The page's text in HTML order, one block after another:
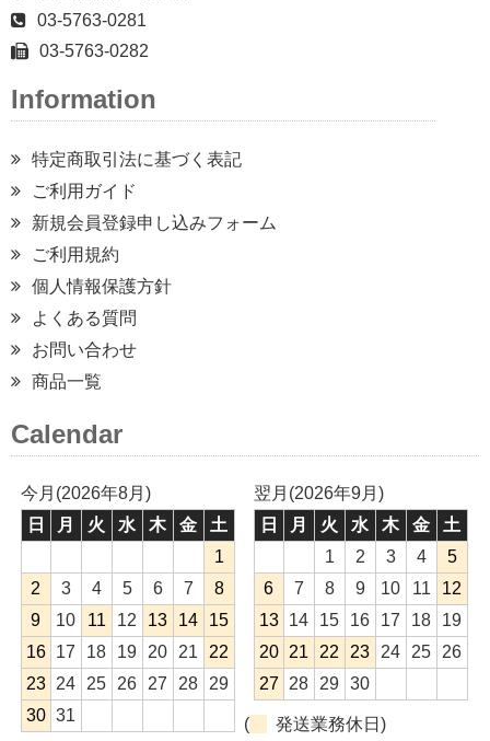
03-5763-0281
03-5763-0282
Information
特定商取引法に基づく表記
ご利用ガイド
新規会員登録申し込みフォーム
ご利用規約
個人情報保護方針
よくある質問
お問い合わせ
商品一覧
Calendar
今月(2026年8月)
日
月 火 水 木 金
土
1
2
3 4 5 6 7
8
9
10 11 12 13 14
15
16
17 18 19 20 21
22
23
24 25 26 27 28
29
30 31
翌月(2026年9月)
日
月 火 水 木 金
土
1
2 3 4
5
6
7 8 9 10 11
12
13
14 15 16 17 18
19
20
21 22 23 24 25
26
27
28 29 30
( 発送業務休日)